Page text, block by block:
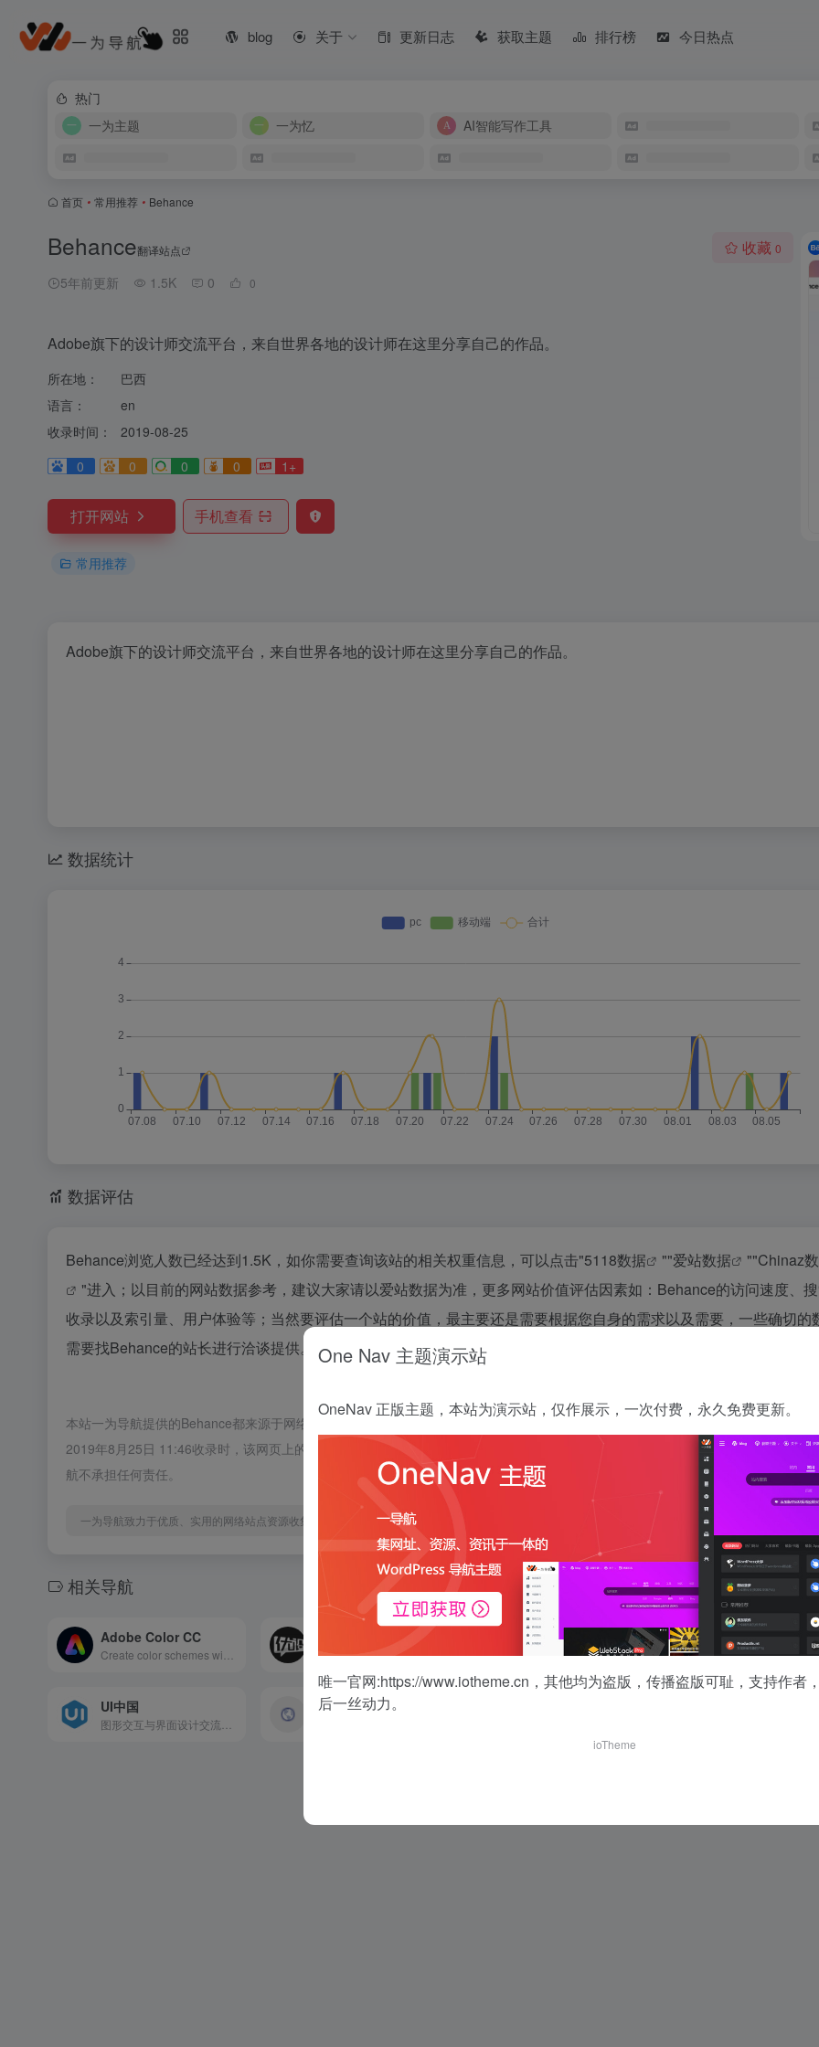
blog 关于 更新日志 获取主题 排行榜 今日热点
热门
一为主题
一为忆 AI智能写作工具
首页 • 常用推荐 • Behance
Behance翻译站点
5年前更新 1.5K 0 0
收藏 0
Adobe旗下的设计师交流平台，来自世界各地的设计师在这里分享自己的作品。
所在地：
巴西
语言：
en
收录时间：
2019-08-25
0
0 0 0 1+
打开网站 手机查看
常用推荐
Adobe旗下的设计师交流平台，来自世界各地的设计师在这里分享自己的作品。
数据统计
数据评估
Behance浏览人数已经达到1.5K，如你需要查询该站的相关权重信息，可以点击"5118数据 ""爱站数据 ""Chinaz
"进入；以目前的网站数据参考，建议大家请以爱站数据为准，更多网站价值评估因素如：Behance的访问速度、
收录以及索引量、用户体验等；当然要评估一个站的价值，最主要还是需要根据您自身的需求以及需要，一些确切的
需要找Behance的站长进行洽谈提供。如该站的IP、PV、跳出率等！
本站一为导航提供的Behance都来源于网络，不保证外部链接的准确性和完整性，同时，对于该外部链接的指向，不由一为导航实际
2019年8月25日 11:46收录时，该网页上的内容，都属于合规合法，后期网页的内容如出现违规，可以直接联系网站管理员进行删除
航不承担任何责任。
一为导航致力于优质、实用的网络站点资源收集与分享！ 本文地址https://nav.iowen.cn/sites/8.html转
相关导航
Adobe Color CC
设计师交流学习平台
虾壳
GitHub下载加速网站，提供GitHub文件加速服务，支持API、Git以及Releases、 Archive、gist、raw.githubusercontent.com等文件代理加速下载
UI中国 自媒体TOP导航
One Nav 主题演示站
OneNav 正版主题，本站为演示站，仅作展示，一次付费，永久免费更新。
唯一官网:https://www.iotheme.cn ，其他均为盗版，传播盗版可耻，支持作者
后一丝动力。
ioTheme